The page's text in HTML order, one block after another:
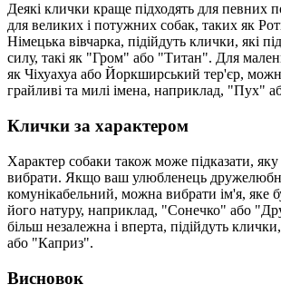
Деякі клички краще підходять для певних
для великих і потужних собак, таких як
Німецька вівчарка, підійдуть клички, які
силу, такі як "Гром" або "Титан". Для
як Чіхуахуа або Йоркширський тер'єр,
грайливі та милі імена, наприклад, "Пух"
Клички за характером
Характер собаки також може підказати, яку
вибрати. Якщо ваш улюбленець
комунікабельний, можна вибрати ім'я, яке
його натуру, наприклад, "Сонечко" або
більш незалежна і вперта, підійдуть
або "Каприз".
Висновок